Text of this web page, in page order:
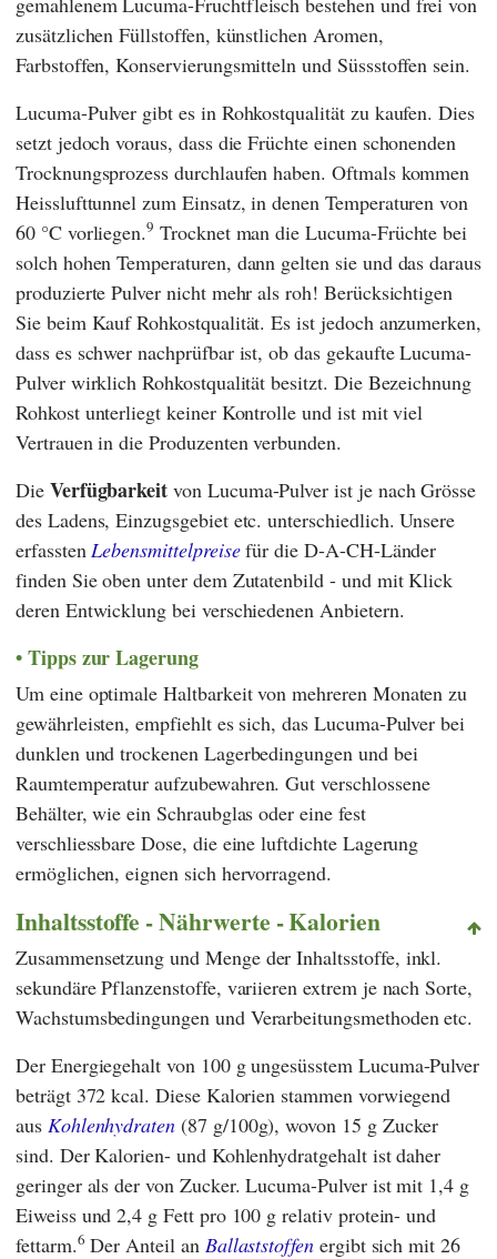
zusätzlichen Füllstoffen, künstlichen Aromen,
Farbstoffen, Konservierungsmitteln und Süssstoffen sein.
Lucuma-Pulver gibt es in Rohkostqualität zu kaufen. Dies
setzt jedoch voraus, dass die Früchte einen schonenden
Trocknungsprozess durchlaufen haben. Oftmals kommen
Heisslufttunnel zum Einsatz, in denen Temperaturen von
60 °C vorliegen.9 Trocknet man die Lucuma-Früchte bei
solch hohen Temperaturen, dann gelten sie und das daraus
produzierte Pulver nicht mehr als roh! Berücksichtigen
Sie beim Kauf Rohkostqualität. Es ist jedoch anzumerken,
dass es schwer nachprüfbar ist, ob das gekaufte Lucuma-
Pulver wirklich Rohkostqualität besitzt. Die Bezeichnung
Rohkost unterliegt keiner Kontrolle und ist mit viel
Vertrauen in die Produzenten verbunden.
Die Verfügbarkeitvon Lucuma-Pulver ist je nach Grösse
des Ladens, Einzugsgebiet etc. unterschiedlich. Unsere
erfassten Lebensmittelpreisefür die D-A-CH-Länder
finden Sie oben unter dem Zutatenbild - und mit Klick
deren Entwicklung bei verschiedenen Anbietern.
Tipps zur Lagerung
Um eine optimale Haltbarkeit von mehreren Monaten zu
gewährleisten, empfiehlt es sich, das Lucuma-Pulver bei
dunklen und trockenen Lagerbedingungen und bei
Raumtemperatur aufzubewahren. Gut verschlossene
Behälter, wie ein Schraubglas oder eine fest
verschliessbare Dose, die eine luftdichte Lagerung
ermöglichen, eignen sich hervorragend.
Inhaltsstoffe - Nährwerte - Kalorien
Zusammensetzung und Menge der Inhaltsstoffe, inkl.
sekundäre Pflanzenstoffe, variieren extrem je nach Sorte,
Wachstumsbedingungen und Verarbeitungsmethoden etc.
Der Energiegehalt von 100 g ungesüsstem Lucuma-Pulver
beträgt 372 kcal. Diese Kalorien stammen vorwiegend
aus Kohlenhydraten (87 g/100g), wovon 15 g Zucker
sind. Der Kalorien- und Kohlenhydratgehalt ist daher
geringer als der von Zucker. Lucuma-Pulver ist mit 1,4 g
Eiweiss und 2,4 g Fett pro 100 g relativ protein- und
fettarm.6 Der Anteil an Ballaststoffenergibt sich mit 26